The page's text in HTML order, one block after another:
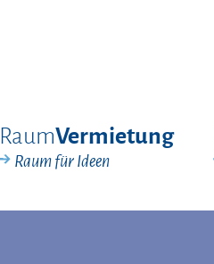
RaumVermietung
Raum für Ideen